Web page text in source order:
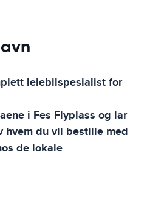
leiebilspesialist for
i Fes Flyplass og lar
du vil bestille med
de lokale